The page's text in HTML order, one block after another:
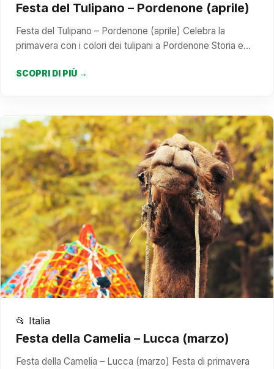
Festa del Tulipano – Pordenone (aprile)
Festa del Tulipano – Pordenone (aprile) Celebra la
primavera con i colori dei tulipani a Pordenone Storia e…
SCOPRI DI PIÙ →
📂 Italia
Festa della Camelia – Lucca (marzo)
Festa della Camelia – Lucca (marzo) Festa di primavera